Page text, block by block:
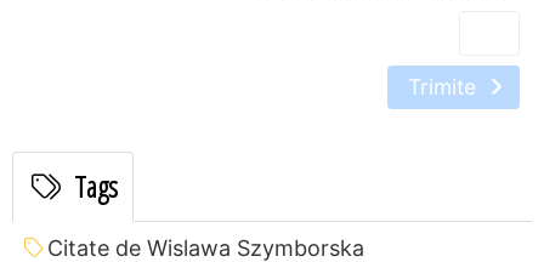
Trimite
Tags
Citate de Wislawa Szymborska